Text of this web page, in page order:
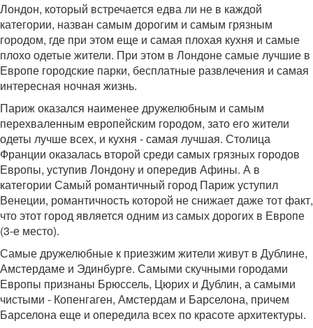
Лондон, который встречается едва ли не в каждой
категории, назван самым дорогим и самым грязным
городом, где при этом еще и самая плохая кухня и самые
плохо одетые жители. При этом в Лондоне самые лучшие в
Европе городские парки, бесплатные развлечения и самая
интересная ночная жизнь.
Париж оказался наименее дружелюбным и самым
перехваленным европейским городом, зато его жители
одеты лучше всех, и кухня - самая лучшая. Столица
Франции оказалась второй среди самых грязных городов
Европы, уступив Лондону и опередив Афины. А в
категории Самый романтичный город Париж уступил
Венеции, романтичность которой не снижает даже тот факт,
что этот город является одним из самых дорогих в Европе
(3-е место).
Самые дружелюбные к приезжим жители живут в Дублине,
Амстердаме и Эдинбурге. Самыми скучными городами
Европы признаны Брюссель, Цюрих и Дублин, а самыми
чистыми - Копенгаген, Амстердам и Барселона, причем
Барселона еще и опередила всех по красоте архитектуры.